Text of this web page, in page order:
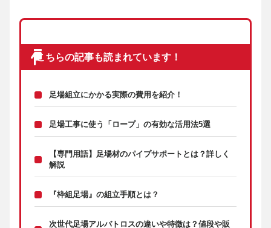
こちらの記事も読まれています！
足場組立にかかる実際の費用を紹介！
足場工事に使う「ロープ」の有効な活用法5選
【専門用語】足場材のパイプサポートとは？詳しく
解説
『枠組足場』の組立手順とは？
次世代足場アルバトロスの違いや特徴は？値段や販